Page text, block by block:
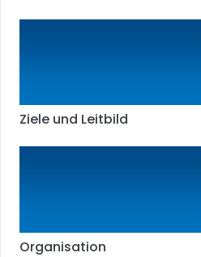
Ziele und Leitbild
Organisation